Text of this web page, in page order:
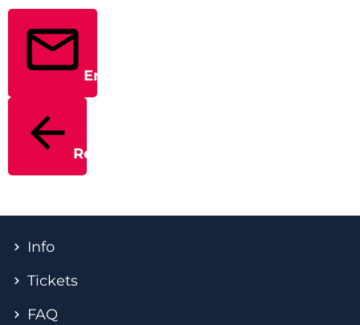
Envoyer
Retour
Info
Tickets
FAQ